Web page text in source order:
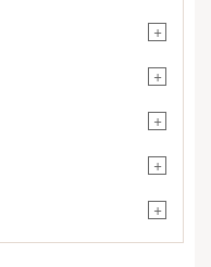
+
+
+
+
+